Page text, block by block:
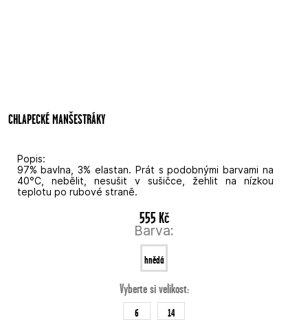
CHLAPECKÉ MANŠESTRÁKY
Popis:
97% bavlna, 3% elastan. Prát s podobnými barvami na
40°C, nebělit, nesušit v sušičce, žehlit na nízkou
teplotu po rubové straně.
555 Kč
Barva:
hnědá
Vyberte si velikost:
6 14